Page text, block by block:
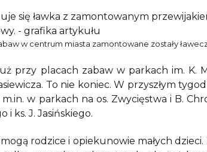
w centrum miasta zamontowane zostały
przy placach zabaw w parkach im. K.
To nie koniec. W przyszłym
w parkach na os. Zwycięstwa i B.
i ks. J. Jasińskiego.
rodzice i opiekunowie małych